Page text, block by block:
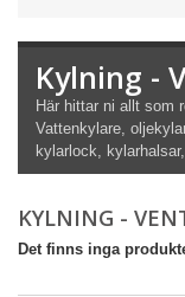
Kylning -
Här hittar ni allt som
Vattenkylare,
kylarlock,
KYLNING -
Det finns inga